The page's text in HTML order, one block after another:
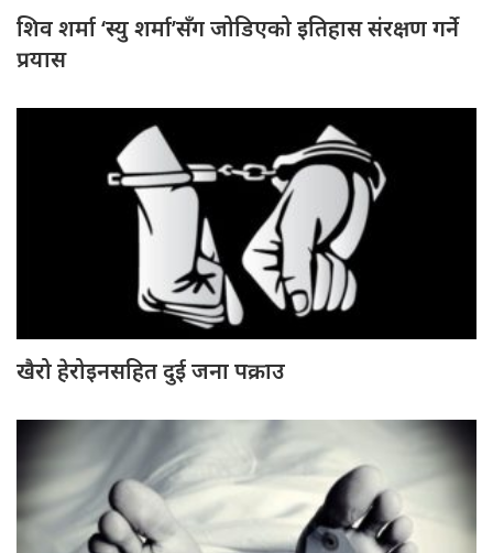
शिव शर्मा ‘स्यु शर्मा’सँग जोडिएको इतिहास संरक्षण गर्ने
प्रयास
खैरो हेरोइनसहित दुई जना पक्राउ